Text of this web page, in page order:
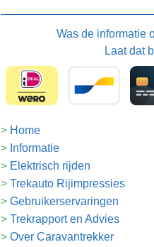
Was de informatie
Laat dat
Home
Informatie
Elektrisch rijden
Trekauto Rijimpressies
Gebruikerservaringen
Trekrapport en Advies
Over Caravantrekker